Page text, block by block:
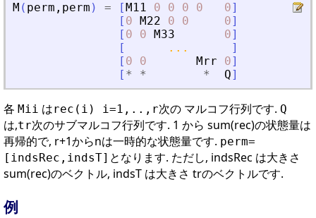
M ( perm , perm ) = [ M11 0 0 0 0 0]
[ 0 M22 0 0 0]
[ 0 0 M33 0]
[
...
]
[ 0 0 Mrr 0]
[ * * * Q]
各 Mii はrec(i) i=1,..,r次の マルコフ行列です. Q
は,tr次のサブマルコフ行列です. 1 から sum(rec)の状態量は
再帰的で, r+1からnは一時的な状態量です. perm=
[indsRec,indsT] となります. ただし, indsRec は大きさ
sum(rec)のベクトル, indsT は大きさ trのベクトルです.
例